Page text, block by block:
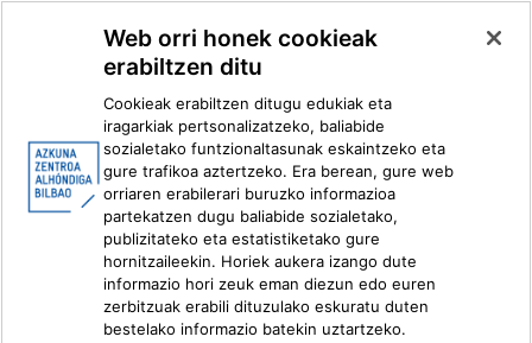
Instagram
Youtube
Linkedin
Ivoox
Lege informazioa Barneko Informazio Sistema
Web orri honek cookieak
erabiltzen ditu
Cookieak erabiltzen ditugu edukiak eta
iragarkiak pertsonalizatzeko, baliabide
sozialetako funtzionaltasunak eskaintzeko eta
gure trafikoa aztertzeko. Era berean, gure web
orriaren erabilerari buruzko informazioa
partekatzen dugu baliabide sozialetako,
publizitateko eta estatistiketako gure
hornitzaileekin. Horiek aukera izango dute
informazio hori zeuk eman diezun edo euren
zerbitzuak erabili dituzulako eskuratu duten
bestelako informazio batekin uztartzeko.